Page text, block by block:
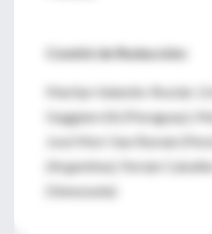
Comité de Redacción:
Marilyn Valentín-Rostán
Guggiare (h) (Paraguay),
José Mori-San Román
(Argentina), Fernán
(Venezuela)